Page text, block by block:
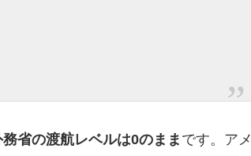
務省の渡航レベルは0のままです。アメ